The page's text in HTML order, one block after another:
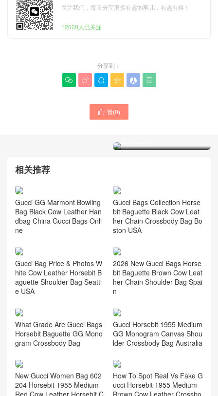
关注我们，每天分享更多有趣的事儿，有趣有料！
12000人已关注
分享到：
     
 贊(0)
San Francisco USA GUCCI
專櫃網站代購 735178
Horsebit 1955
中國大陸 GUCCI古馳專櫃
包 黑色皮革
相关推荐
Gucci GG Marmont Bowling
dbag China Gucci Bags Onli
ne
Gucci Bags Collection Horse
her Chain Crossbody Bag Bo
ston USA
hite Cow Leather Horsebit B
aguette Shoulder Bag Seattl
e USA
bit Baguette Brown Cow Leat
her Chain Shoulder Bag Spai
n